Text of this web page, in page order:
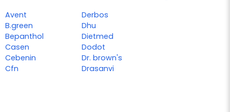
Avent
B.green
Bepanthol
Casen
Cebenin
Cfn
Derbos
Dhu
Dietmed
Dodot
Dr. brown's
Drasanvi